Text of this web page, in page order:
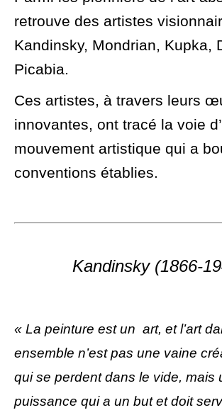
retrouve des artistes
Kandinsky, Mondrian, Kupka,
Picabia.
Ces artistes, à travers leurs
innovantes, ont tracé la voie
mouvement artistique qui a
conventions établies.
Kandinsky (1866-
« La peinture est un art, et l’art
ensemble n’est pas une vaine
qui se perdent dans le vide, mais
puissance qui a un but et doit